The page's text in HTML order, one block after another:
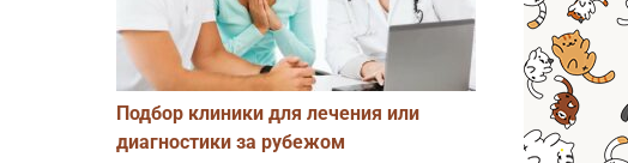
Подбор клиники для лечения или
диагностики за рубежом